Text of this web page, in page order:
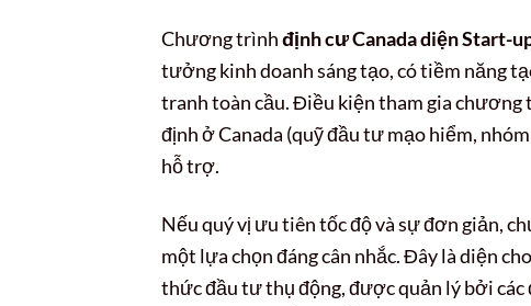
Chương trìnhđịnh cư Canada diện Start-
tưởng kinh doanh sáng tạo, có tiềm năng
tranh toàn cầu. Điều kiện tham gia
định ở Canada (quỹ đầu tư mạo hiểm,
hỗ trợ.
Nếu quý vị ưu tiên tốc độ và sự đơn giản,
một lựa chọn đáng cân nhắc. Đây là diện
thức đầu tư thụ động, được quản lý bởi các